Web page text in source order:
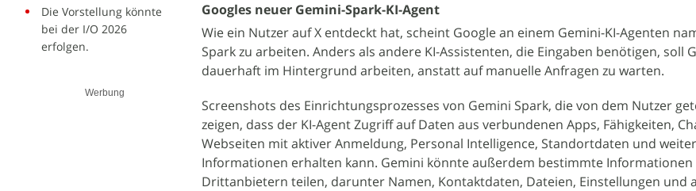
Die Vorstellung könnte
bei der I/O 2026
erfolgen.
Werbung
Googles neuer Gemini-Spark-KI-Agent
Wie ein Nutzer auf X entdeckt hat, scheint Google an einem Gemini-KI-Agenten
Spark zu arbeiten. Anders als andere KI-Assistenten, die Eingaben benötigen, soll
dauerhaft im Hintergrund arbeiten, anstatt auf manuelle Anfragen zu warten.
Screenshots des Einrichtungsprozesses von Gemini Spark, die von dem Nutzer
zeigen, dass der KI-Agent Zugriff auf Daten aus verbundenen Apps, Fähigkeiten,
Webseiten mit aktiver Anmeldung, Personal Intelligence, Standortdaten und
Informationen erhalten kann. Gemini könnte außerdem bestimmte
Drittanbietern teilen, darunter Namen, Kontaktdaten, Dateien, Einstellungen und